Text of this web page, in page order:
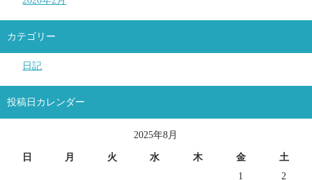
カテゴリー
日記
投稿日カレンダー
2025年8月
日 月 火 水 木 金
土
1
2